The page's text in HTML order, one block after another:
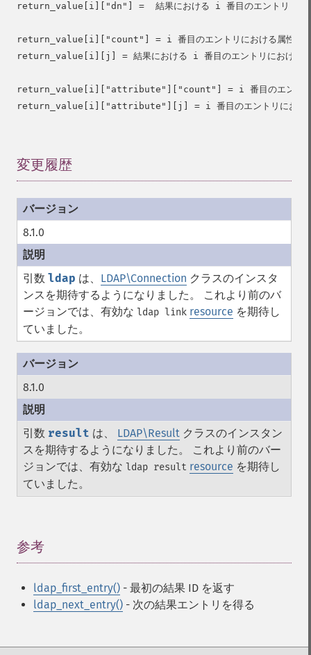
return_value[i]["dn"] =  結果における i 番目のエントリ DN
return_value[i]["count"] = i 番目のエントリにおける属性の
return_value[i][j] = 結果における i 番目のエントリにおける j
return_value[i]["attribute"]["count"] = i 番目のエントリにお
変更履歴
8.1.0
引数 ldap は、 LDAP\Connection クラスのインスタ
ンスを期待するようになりました。 これより前のバ
ージョンでは、有効な ldap link resource を期待し
ていました。
8.1.0
引数 result は、 LDAP\Result クラスのインスタン
スを期待するようになりました。 これより前のバー
ジョンでは、有効な ldap result resource を期待し
ていました。
参考
ldap_first_entry() - 最初の結果 ID を返す
ldap_next_entry() - 次の結果エントリを得る